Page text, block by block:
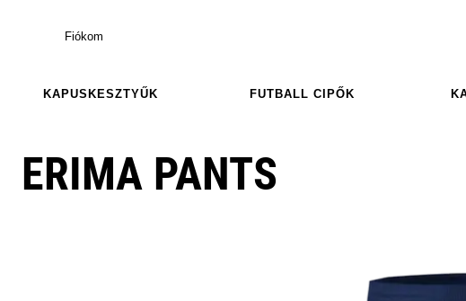
Fiókom
KAPUSKESZTYŰK FUTBALL CIPŐK
ERIMA PANTS